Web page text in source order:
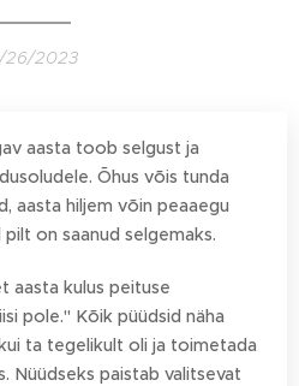
26/2023
aasta toob selgust ja
Õhus võis tunda
aasta hiljem võin peaaegu
on saanud selgemaks.
aasta kulus peituse
pole." Kõik püüdsid näha
ta tegelikult oli ja toimetada
Nüüdseks paistab valitsevat